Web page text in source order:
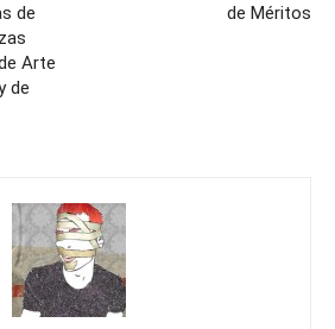
de
Arte
de
de Méritos